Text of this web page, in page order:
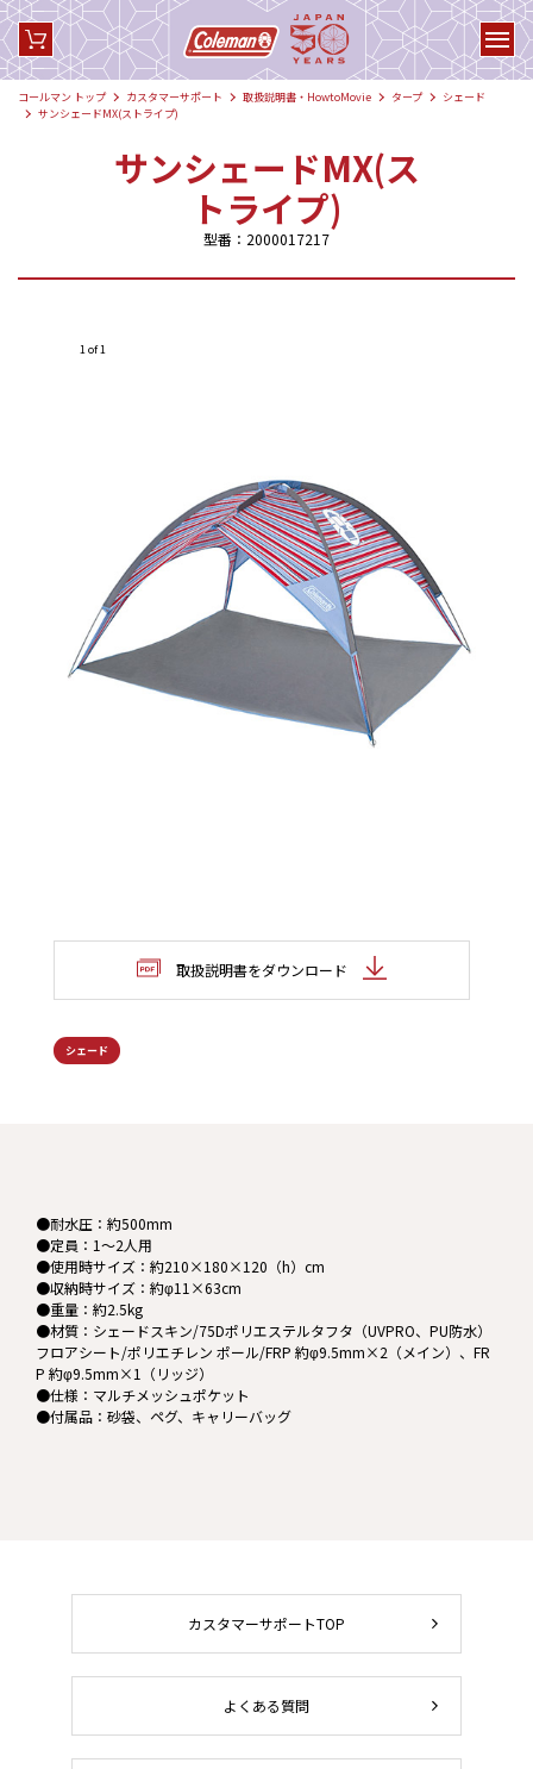
コールマン トップ カスタマーサポート 取扱説明書・HowtoMovie タープ
シェード
サンシェードMX(ストライプ)
サンシェードMX(ス
トライプ)
型番：2000017217
1 of 1
取扱説明書をダウンロード
シェード
●耐水圧：約500mm
●定員：1～2人用
●使用時サイズ：約210×180×120（h）cm
●収納時サイズ：約φ11×63cm
●重量：約2.5kg
●材質：シェードスキン/75Dポリエステルタフタ（UVPRO、PU防水）
フロアシート/ポリエチレン ポール/FRP 約φ9.5mm×2（メイン）、FR
P 約φ9.5mm×1（リッジ）
●仕様：マルチメッシュポケット
●付属品：砂袋、ペグ、キャリーバッグ
カスタマーサポートTOP
よくある質問